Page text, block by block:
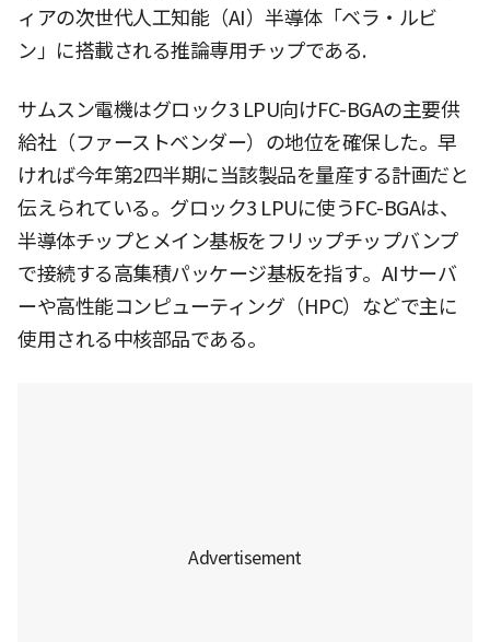
ィアの次世代人工知能（AI）半導体「ベラ・ルビ
ン」に搭載される推論専用チップである.
サムスン電機はグロック3 LPU向けFC-BGAの主要供
給社（ファーストベンダー）の地位を確保した。早
ければ今年第2四半期に当該製品を量産する計画だと
伝えられている。グロック3 LPUに使うFC-BGAは、
半導体チップとメイン基板をフリップチップバンプ
で接続する高集積パッケージ基板を指す。AIサーバ
ーや高性能コンピューティング（HPC）などで主に
使用される中核部品である。